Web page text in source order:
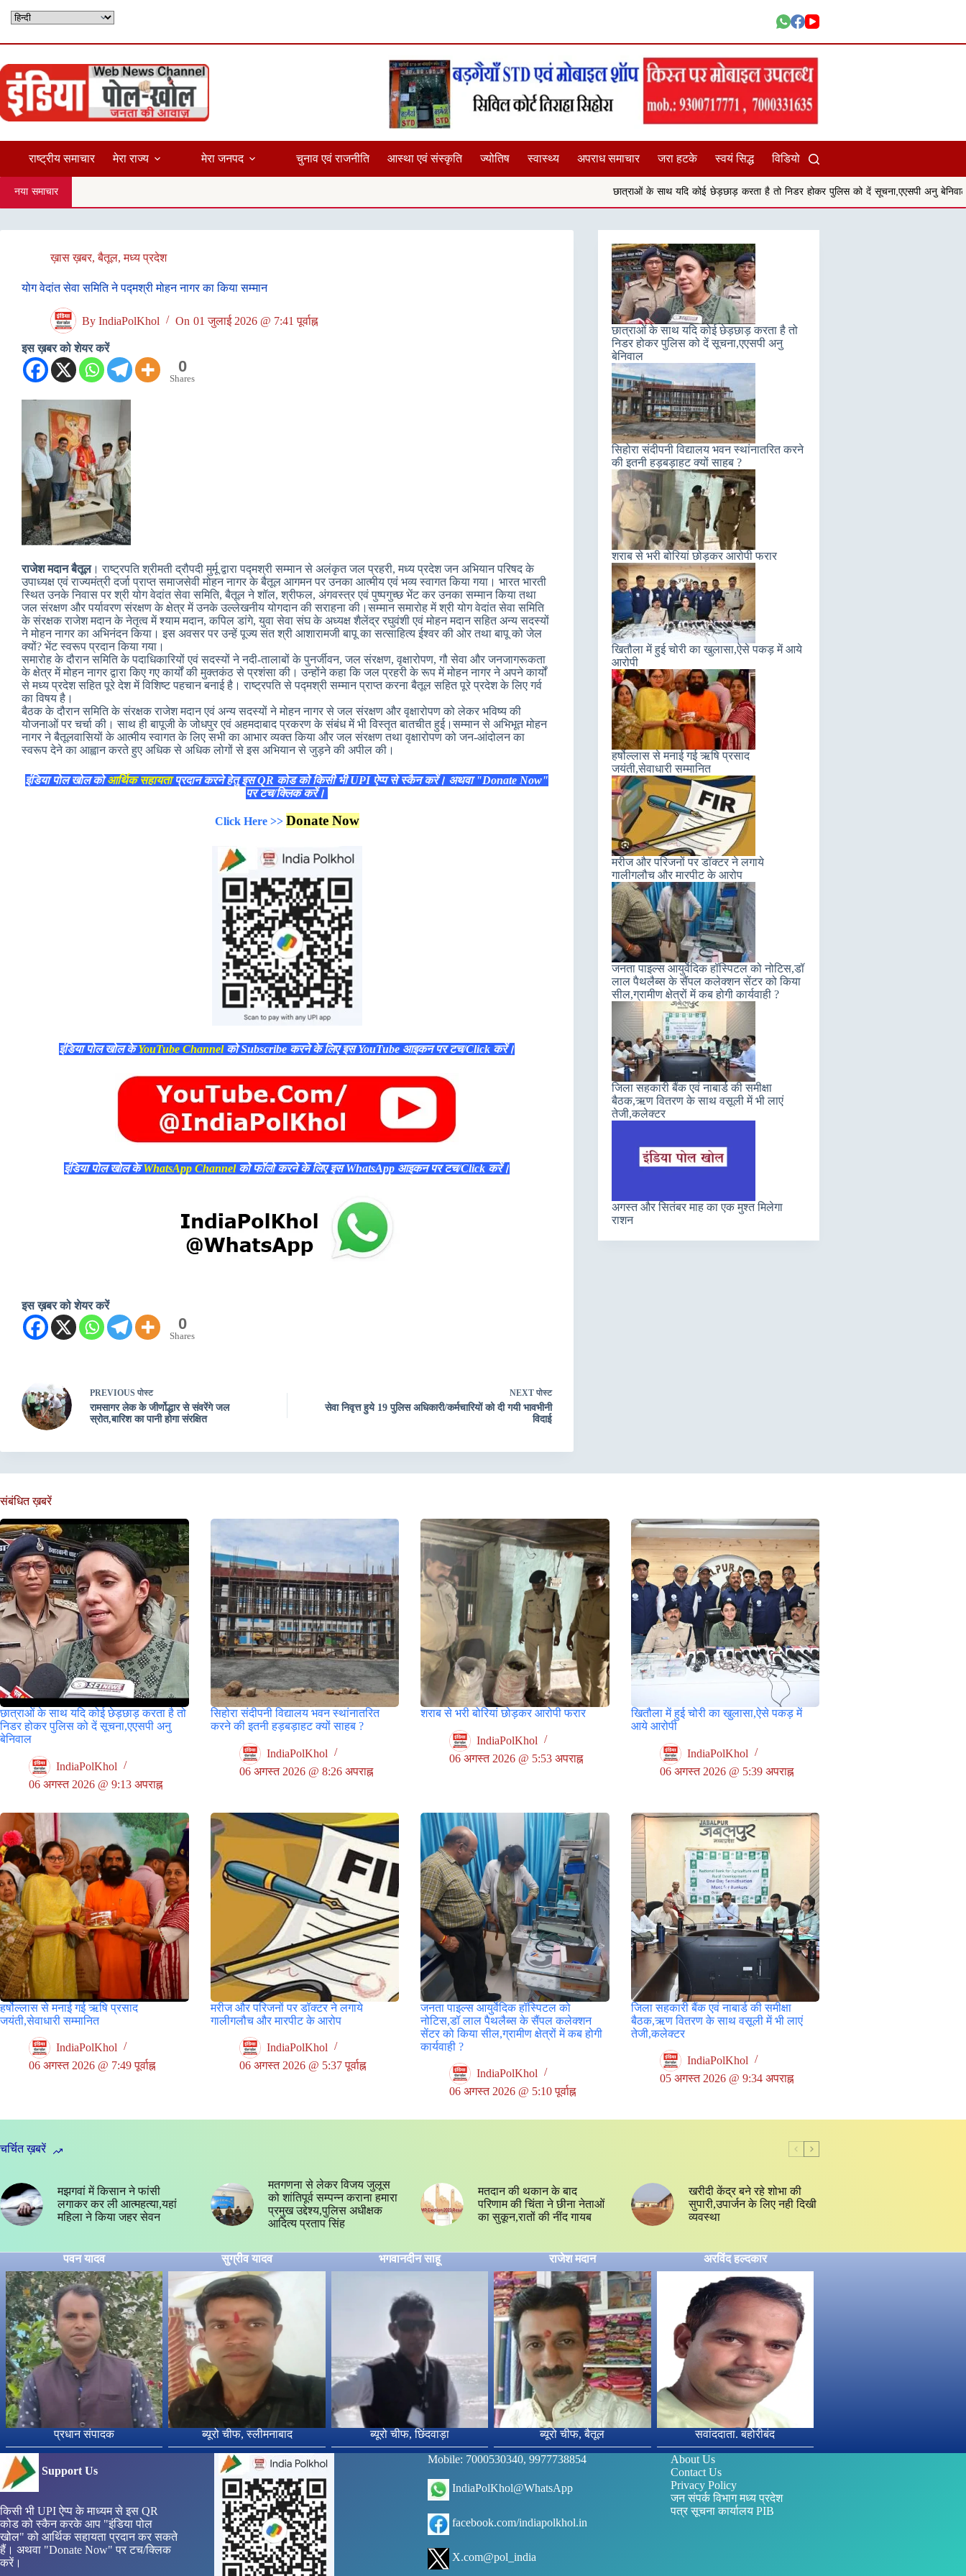
राष्ट्रीय समाचार मेरा राज्य मेरा जनपद चुनाव एवं राजनीति आस्था एवं संस्कृति ज्योतिष स्वास्थ्य अपराध समाचार जरा हटके स्वयं सिद्ध विडियो
नया समाचार छात्राओं के साथ यदि कोई छेड़छाड़ करता है तो निडर होकर पुलिस को दें सूचना,एएसपी अनु बेनिवाल सिहोरा
ख़ास ख़बर,बैतूल,मध्य प्रदेश
योग वेदांत सेवा समिति ने पद्मश्री मोहन नागर का किया सम्मान
By IndiaPolKhol On 01 जुलाई 2026 @ 7:41 पूर्वाह्न
इस ख़बर को शेयर करें
0
Shares
राजेश मदान बैतूल। राष्ट्रपति श्रीमती द्रौपदी मुर्मू द्वारा पद्मश्री सम्मान से अलंकृत जल प्रहरी, मध्य प्रदेश जन अभियान परिषद के
उपाध्यक्ष एवं राज्यमंत्री दर्जा प्राप्त समाजसेवी मोहन नागर के बैतूल आगमन पर उनका आत्मीय एवं भव्य स्वागत किया गया। भारत भारती
स्थित उनके निवास पर श्री योग वेदांत सेवा समिति, बैतूल ने शॉल, श्रीफल, अंगवस्त्र एवं पुष्पगुच्छ भेंट कर उनका सम्मान किया तथा
जल संरक्षण और पर्यावरण संरक्षण के क्षेत्र में उनके उल्लेखनीय योगदान की सराहना की।सम्मान समारोह में श्री योग वेदांत सेवा समिति
के संरक्षक राजेश मदान के नेतृत्व में श्याम मदान, कपिल डांगे, युवा सेवा संघ के अध्यक्ष शैलेंद्र रघुवंशी एवं मोहन मदान सहित अन्य सदस्यों
ने मोहन नागर का अभिनंदन किया। इस अवसर पर उन्हें पूज्य संत श्री आशारामजी बापू का सत्साहित्य ईश्वर की ओर तथा बापू को जेल
क्यों? भेंट स्वरूप प्रदान किया गया।
समारोह के दौरान समिति के पदाधिकारियों एवं सदस्यों ने नदी-तालाबों के पुनर्जीवन, जल संरक्षण, वृक्षारोपण, गौ सेवा और जनजागरूकता
के क्षेत्र में मोहन नागर द्वारा किए गए कार्यों की मुक्तकंठ से प्रशंसा की। उन्होंने कहा कि जल प्रहरी के रूप में मोहन नागर ने अपने कार्यों
से मध्य प्रदेश सहित पूरे देश में विशिष्ट पहचान बनाई है। राष्ट्रपति से पद्मश्री सम्मान प्राप्त करना बैतूल सहित पूरे प्रदेश के लिए गर्व
का विषय है।
बैठक के दौरान समिति के संरक्षक राजेश मदान एवं अन्य सदस्यों ने मोहन नागर से जल संरक्षण और वृक्षारोपण को लेकर भविष्य की
योजनाओं पर चर्चा की। साथ ही बापूजी के जोधपुर एवं अहमदाबाद प्रकरण के संबंध में भी विस्तृत बातचीत हुई।सम्मान से अभिभूत मोहन
नागर ने बैतूलवासियों के आत्मीय स्वागत के लिए सभी का आभार व्यक्त किया और जल संरक्षण तथा वृक्षारोपण को जन-आंदोलन का
स्वरूप देने का आह्वान करते हुए अधिक से अधिक लोगों से इस अभियान से जुड़ने की अपील की।
इंडिया पोल खोल कोआर्थिक सहायताप्रदान करने हेतु इस QR कोड को किसी भी UPI ऐप्प से स्कैन करें। अथवा "Donate Now"
पर टच/क्लिक करें।
Click Here >> Donate Now
इंडिया पोल खोल केYouTube Channelको Subscribe करने के लिए इस YouTube आइकन पर टच/Click करें।
इंडिया पोल खोल केWhatsApp Channelको फॉलो करने के लिए इस WhatsApp आइकन पर टच/Click करें।
इस ख़बर को शेयर करें
0
Shares
PREVIOUS पोस्ट
रामसागर लेक के जीर्णोद्धार से संवरेंगे जल
स्रोत,बारिश का पानी होगा संरक्षित
NEXT पोस्ट
सेवा निवृत्त हुये 19 पुलिस अधिकारी/कर्मचारियों को दी गयी भावभीनी
विदाई
छात्राओं के साथ यदि कोई छेड़छाड़ करता है तो
निडर होकर पुलिस को दें सूचना,एएसपी अनु
बेनिवाल
सिहोरा संदीपनी विद्यालय भवन स्थांनातरित करने
की इतनी हड़बड़ाहट क्यों साहब ?
शराब से भरी बोरियां छोड़कर आरोपी फरार
खितौला में हुई चोरी का खुलासा,ऐसे पकड़ में आये
आरोपी
हर्षोल्लास से मनाई गई ऋषि प्रसाद
जयंती,सेवाधारी सम्मानित
मरीज और परिजनों पर डॉक्टर ने लगाये
गालीगलौच और मारपीट के आरोप
जनता पाइल्स आयुर्वेदिक हॉस्पिटल को नोटिस,डॉ
लाल पैथलैब्स के सैंपल कलेक्शन सेंटर को किया
सील,ग्रामीण क्षेत्रों में कब होगी कार्यवाही ?
जिला सहकारी बैंक एवं नाबार्ड की समीक्षा
बैठक,ऋण वितरण के साथ वसूली में भी लाएं
तेजी,कलेक्टर
अगस्त और सितंबर माह का एक मुश्त मिलेगा
राशन
संबंधित ख़बरें
छात्राओं के साथ यदि कोई छेड़छाड़ करता है तो
निडर होकर पुलिस को दें सूचना,एएसपी अनु
बेनिवाल
IndiaPolKhol
06 अगस्त 2026 @ 9:13 अपराह्न
सिहोरा संदीपनी विद्यालय भवन स्थांनातरित
करने की इतनी हड़बड़ाहट क्यों साहब ?
IndiaPolKhol
06 अगस्त 2026 @ 8:26 अपराह्न
शराब से भरी बोरियां छोड़कर आरोपी फरार
IndiaPolKhol
06 अगस्त 2026 @ 5:53 अपराह्न
खितौला में हुई चोरी का खुलासा,ऐसे पकड़ में
आये आरोपी
IndiaPolKhol
06 अगस्त 2026 @ 5:39 अपराह्न
हर्षोल्लास से मनाई गई ऋषि प्रसाद
जयंती,सेवाधारी सम्मानित
IndiaPolKhol
06 अगस्त 2026 @ 7:49 पूर्वाह्न
मरीज और परिजनों पर डॉक्टर ने लगाये
गालीगलौच और मारपीट के आरोप
IndiaPolKhol
06 अगस्त 2026 @ 5:37 पूर्वाह्न
जनता पाइल्स आयुर्वेदिक हॉस्पिटल को
नोटिस,डॉ लाल पैथलैब्स के सैंपल कलेक्शन
सेंटर को किया सील,ग्रामीण क्षेत्रों में कब होगी
कार्यवाही ?
IndiaPolKhol
06 अगस्त 2026 @ 5:10 पूर्वाह्न
जिला सहकारी बैंक एवं नाबार्ड की समीक्षा
बैठक,ऋण वितरण के साथ वसूली में भी लाएं
तेजी,कलेक्टर
IndiaPolKhol
05 अगस्त 2026 @ 9:34 अपराह्न
चर्चित ख़बरें
मझगवां में किसान ने फांसी
लगाकर कर ली आत्महत्या,यहां
महिला ने किया जहर सेवन
मतगणना से लेकर विजय जुलूस
को शांतिपूर्व सम्पन्न कराना हमारा
प्रमुख उद्देश्य,पुलिस अधीक्षक
आदित्य प्रताप सिंह
मतदान की थकान के बाद
परिणाम की चिंता ने छीना नेताओं
का सुकून,रातों की नींद गायब
खरीदी केंद्र बने रहे शोभा की
सुपारी,उपार्जन के लिए नही दिखी
व्यवस्था
पवन यादव
प्रधान संपादक
सुग्रीव यादव
ब्यूरो चीफ, स्लीमनाबाद
भगवानदीन साहू
ब्यूरो चीफ, छिंदवाड़ा
राजेश मदान
ब्यूरो चीफ, बैतूल
अरविंद हल्दकार
सवांददाता. बहोरीबंद
Support Us
किसी भी UPI ऐप्प के माध्यम से इस QR
कोड को स्कैन करके आप "इंडिया पोल
खोल" को आर्थिक सहायता प्रदान कर सकते
हैं। अथवा "Donate Now" पर टच/क्लिक
करें।
Mobile: 7000530340, 9977738854
IndiaPolKhol@WhatsApp
facebook.com/indiapolkhol.in
X.com@pol_india
About Us
Contact Us
Privacy Policy
जन संपर्क विभाग मध्य प्रदेश
पत्र सूचना कार्यालय PIB